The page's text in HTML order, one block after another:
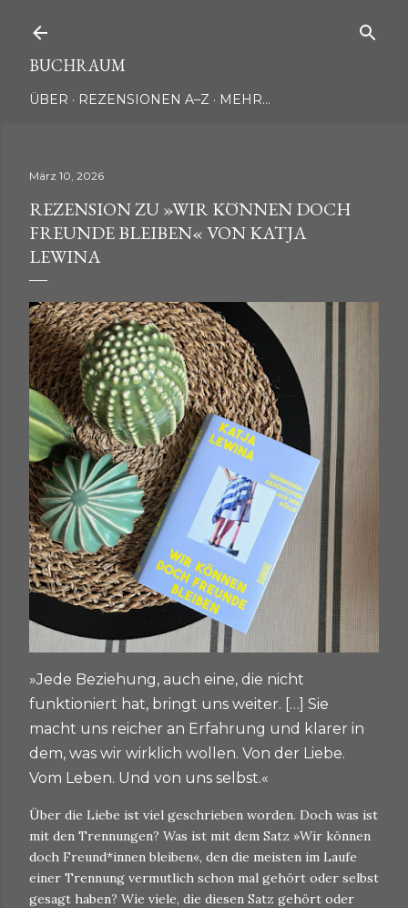
BUCHRAUM
ÜBER REZENSIONEN A–Z MEHR…
März 10, 2026
REZENSION ZU »WIR KÖNNEN DOCH
FREUNDE BLEIBEN« VON KATJA
LEWINA
»Jede Beziehung, auch eine, die nicht
funktioniert hat, bringt uns weiter. […] Sie
macht uns reicher an Erfahrung und klarer in
dem, was wir wirklich wollen. Von der Liebe.
Vom Leben. Und von uns selbst.«
Über die Liebe ist viel geschrieben worden. Doch was ist
mit den Trennungen? Was ist mit dem Satz »Wir können
doch Freund*innen bleiben«, den die meisten im Laufe
einer Trennung vermutlich schon mal gehört oder selbst
gesagt haben? Wie viele, die diesen Satz gehört oder